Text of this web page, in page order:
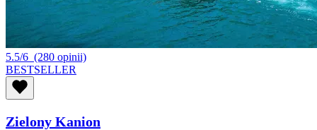
5.5/6 (280 opinii)
BESTSELLER
Zielony Kanion